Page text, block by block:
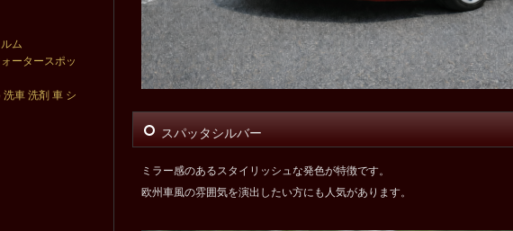
スパッタシルバー
ミラー感のあるスタイリッシュな発色が特徴です。
欧州車風の雰囲気を演出したい方にも人気があります。
ム
ータースポッ
車 洗剤 車 シ